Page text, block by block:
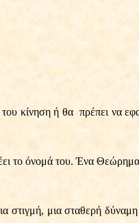
κίνηση ή θα πρέπει να
το όνομά του. Ένα
στιγμή, μια σταθερή